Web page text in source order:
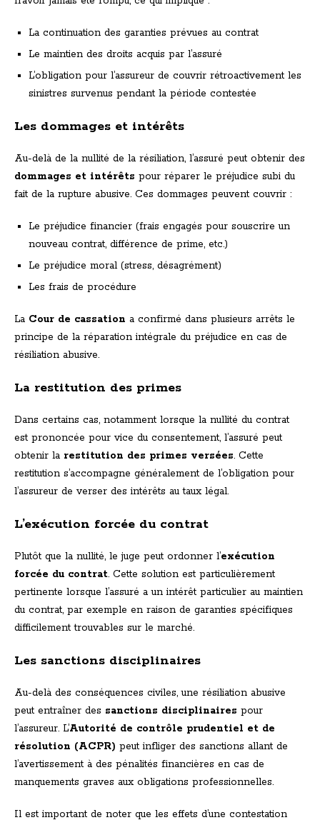
La continuation des garanties prévues au contrat
Le maintien des droits acquis par l’assuré
L’obligation pour l’assureur de couvrir rétroactivement les
sinistres survenus pendant la période contestée
Les dommages et intérêts
Au-delà de la nullité de la résiliation, l’assuré peut obtenir des
dommages et intérêts pour réparer le préjudice subi du
fait de la rupture abusive. Ces dommages peuvent couvrir :
Le préjudice financier (frais engagés pour souscrire un
nouveau contrat, différence de prime, etc.)
Le préjudice moral (stress, désagrément)
Les frais de procédure
La Cour de cassation a confirmé dans plusieurs arrêts le
principe de la réparation intégrale du préjudice en cas de
résiliation abusive.
La restitution des primes
Dans certains cas, notamment lorsque la nullité du contrat
est prononcée pour vice du consentement, l’assuré peut
obtenir la restitution des primes versées. Cette
restitution s’accompagne généralement de l’obligation pour
l’assureur de verser des intérêts au taux légal.
L’exécution forcée du contrat
Plutôt que la nullité, le juge peut ordonner l’exécution
forcée du contrat. Cette solution est particulièrement
pertinente lorsque l’assuré a un intérêt particulier au maintien
du contrat, par exemple en raison de garanties spécifiques
difficilement trouvables sur le marché.
Les sanctions disciplinaires
Au-delà des conséquences civiles, une résiliation abusive
peut entraîner des sanctions disciplinaires pour
l’assureur. L’Autorité de contrôle prudentiel et de
résolution (ACPR) peut infliger des sanctions allant de
l’avertissement à des pénalités financières en cas de
manquements graves aux obligations professionnelles.
Il est important de noter que les effets d’une contestation